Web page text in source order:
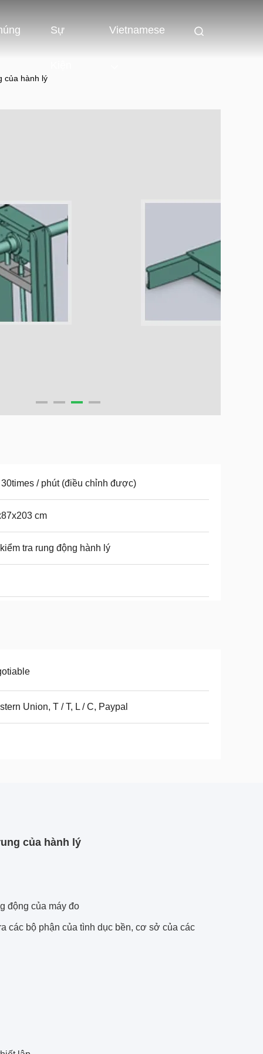
Sự Vietnamese
của hành lý
30times / phút (điều chỉnh được)
cm
tra rung động hành lý
Union, T / T, L / C, Paypal
của hành lý
động của máy đo
các bộ phận của tình dục bền, cơ sở của các